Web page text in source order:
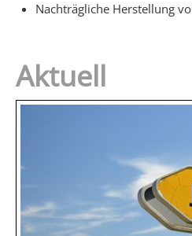
Nachträgliche Herstellung
Aktuell